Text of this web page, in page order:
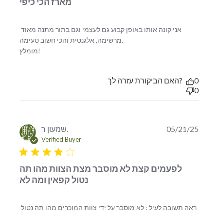
אני קונה אותו באופן קבוע גם לעצמי וגם בתור מתנה מאוד
מרשימה, אלגנטית והכי חשוב טעימה.
מומלץ!
האם הביקורת עזרה לך?
0
0
שמעון ר.
Verified Buyer
4 star rating
לפעמים קצת לא מוסבר מצת הצוות מהו תה
נטול קפאין ומה לא
ראה תשובה לעיל : לא מוסבר על ידי צוות המוכרים מהו תה נטול
05/21/25